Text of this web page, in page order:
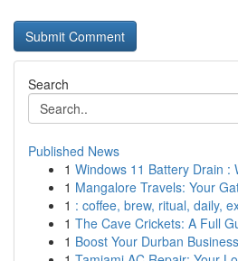
Search
Published News
1 Windows 11 Battery Drain :
1 Mangalore Travels: Your
1 : coffee, brew, ritual, daily,
1 The Cave Crickets: A Full
1 Boost Your Durban